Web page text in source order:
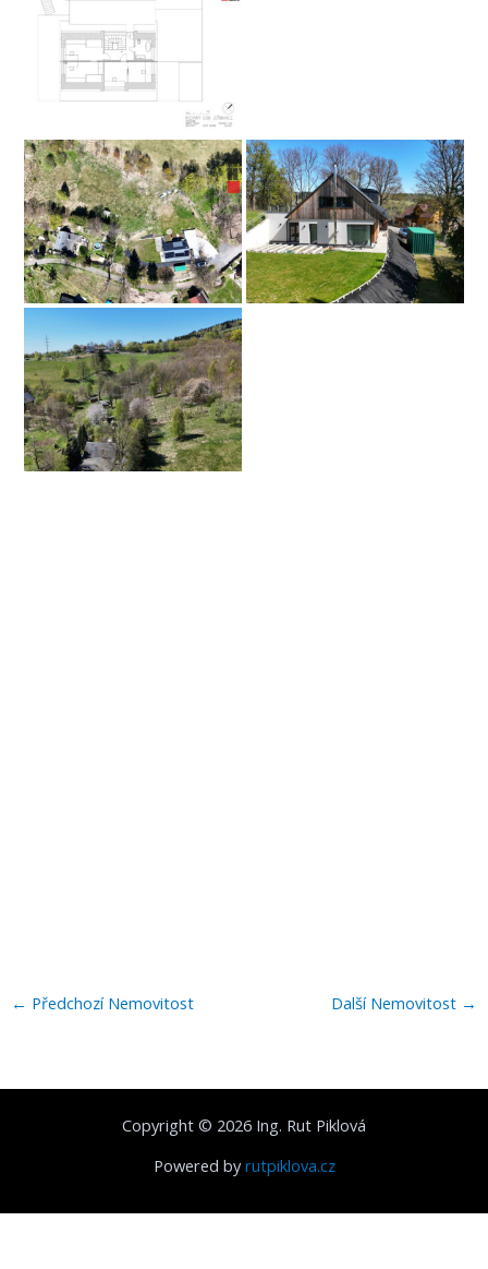
← Předchozí Nemovitost Další Nemovitost →
Copyright © 2026 Ing. Rut Piklová
Powered byrutpiklova.cz